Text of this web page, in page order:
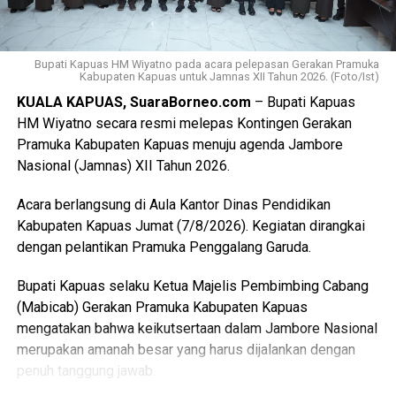
proses harmonisasi dan pembahasan DPRD,” ujarnya.
(Ujg/SB)
Views: 5
Bagikan ke
WhatsApp 0 Facebook 0
Bupati Kapuas HM Wiyatno pada acara pelepasan Gerakan Pramuka
Kabupaten Kapuas untuk Jamnas XII Tahun 2026. (Foto/Ist)
KUALA KAPUAS, SuaraBorneo.com – Bupati Kapuas
HM Wiyatno secara resmi melepas Kontingen Gerakan
Pramuka Kabupaten Kapuas menuju agenda Jambore
Nasional (Jamnas) XII Tahun 2026.
Acara berlangsung di Aula Kantor Dinas Pendidikan
Kabupaten Kapuas Jumat (7/8/2026). Kegiatan dirangkai
dengan pelantikan Pramuka Penggalang Garuda.
Bupati Kapuas selaku Ketua Majelis Pembimbing Cabang
(Mabicab) Gerakan Pramuka Kabupaten Kapuas
mengatakan bahwa keikutsertaan dalam Jambore Nasional
merupakan amanah besar yang harus dijalankan dengan
penuh tanggung jawab.